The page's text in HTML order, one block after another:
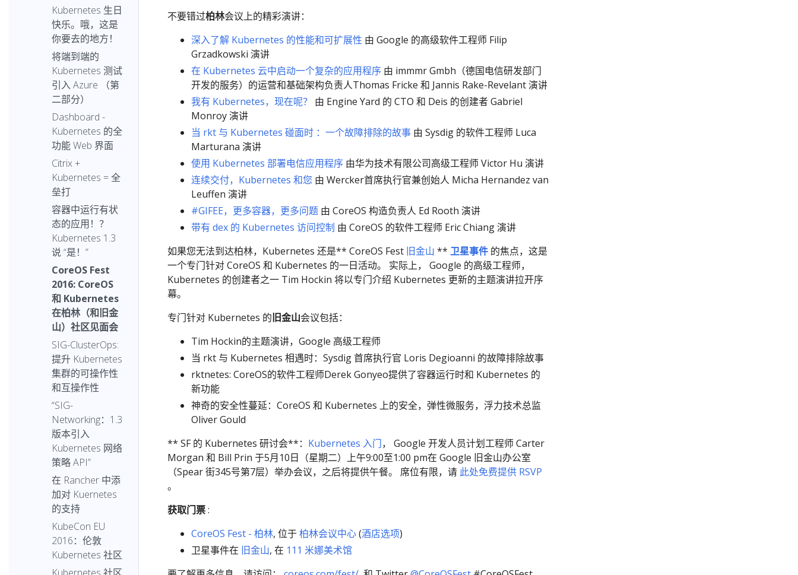
Kubernetes 生日
快乐。哦，这是
你要去的地方！
将端到端的
Kubernetes 测试
引入 Azure （第
二部分）
Dashboard -
Kubernetes 的全
功能 Web 界面
Citrix +
Kubernetes = 全
垒打
容器中运行有状
态的应用！？
Kubernetes 1.3
说 “是！”
CoreOS Fest
2016: CoreOS
和 Kubernetes
在柏林（和旧金
山）社区见面会
SIG-ClusterOps:
提升 Kubernetes
集群的可操作性
和互操作性
“SIG-
Networking：1.3
版本引入
Kubernetes 网络
策略 API”
在 Rancher 中添
加对 Kuernetes
的支持
KubeCon EU
2016：伦敦
Kubernetes 社区
不要错过柏林会议上的精彩演讲：
深入了解 Kubernetes 的性能和可扩展性 由 Google 的高级软件工程师 Filip
Grzadkowski 演讲
在 Kubernetes 云中启动一个复杂的应用程序 由 immmr Gmbh（德国电信研发部门
开发的服务）的运营和基础架构负责人Thomas Fricke 和 Jannis Rake-Revelant 演讲
我有 Kubernetes，现在呢？ 由 Engine Yard 的 CTO 和 Deis 的创建者 Gabriel
Monroy 演讲
当 rkt 与 Kubernetes 碰面时 ：一个故障排除的故事 由 Sysdig 的软件工程师 Luca
Marturana 演讲
使用 Kubernetes 部署电信应用程序 由华为技术有限公司高级工程师 Victor Hu 演讲
连续交付，Kubernetes 和您 由 Wercker首席执行官兼创始人 Micha Hernandez van
Leuffen 演讲
#GIFEE，更多容器，更多问题 由 CoreOS 构造负责人 Ed Rooth 演讲
带有 dex 的 Kubernetes 访问控制 由 CoreOS 的软件工程师 Eric Chiang 演讲
如果您无法到达柏林，Kubernetes 还是** CoreOS Fest 旧金山 ** 卫星事件 的焦点，这是
一个专门针对 CoreOS 和 Kubernetes 的一日活动。 实际上， Google 的高级工程师，
Kubernetes 的创建者之一 Tim Hockin 将以专门介绍 Kubernetes 更新的主题演讲拉开序
幕。
专门针对 Kubernetes 的 旧金山会议包括：
Tim Hockin的主题演讲，Google 高级工程师
当 rkt 与 Kubernetes 相遇时：Sysdig 首席执行官 Loris Degioanni 的故障排除故事
rktnetes: CoreOS的软件工程师Derek Gonyeo提供了容器运行时和 Kubernetes 的
新功能
神奇的安全性蔓延：CoreOS 和 Kubernetes 上的安全，弹性微服务，浮力技术总监
Oliver Gould
** SF 的 Kubernetes 研讨会**： Kubernetes 入门， Google 开发人员计划工程师 Carter
Morgan 和 Bill Prin 于5月10日（星期二）上午9:00至1:00 pm在 Google 旧金山办公室
（Spear 街345号第7层）举办会议，之后将提供午餐。 席位有限，请 此处免费提供 RSVP
。
获取门票:
CoreOS Fest - 柏林, 位于柏林会议中心(酒店选项)
卫星事件在 旧金山, 在 111 米娜美术馆